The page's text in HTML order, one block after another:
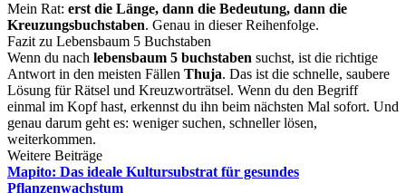
Mein Rat: erst die Länge, dann die Bedeutung, dann die
Kreuzungsbuchstaben. Genau in dieser Reihenfolge.
Fazit zu Lebensbaum 5 Buchstaben
Wenn du nach lebensbaum 5 buchstaben suchst, ist die richtige
Antwort in den meisten Fällen Thuja. Das ist die schnelle, saubere
Lösung für Rätsel und Kreuzworträtsel. Wenn du den Begriff
einmal im Kopf hast, erkennst du ihn beim nächsten Mal sofort. Und
genau darum geht es: weniger suchen, schneller lösen,
weiterkommen.
Weitere Beiträge
Mapito: Das ideale Kultursubstrat für gesundes
Pflanzenwachstum